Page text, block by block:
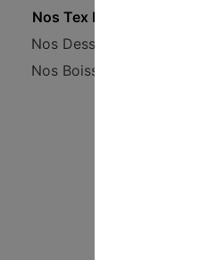
Nos Tex Mex
Nos Desserts
Nos Boissons